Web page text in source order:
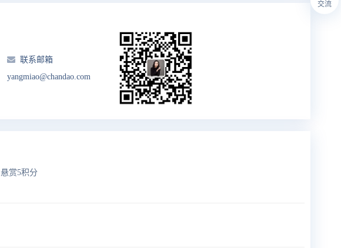
联系邮箱
yangmiao@chandao.com
悬赏5积分
交流